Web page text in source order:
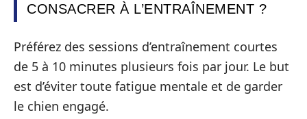
CONSACRER À L’ENTRAÎNEMENT ?
Préférez des sessions d’entraînement courtes
de 5 à 10 minutes plusieurs fois par jour. Le but
est d’éviter toute fatigue mentale et de garder
le chien engagé.